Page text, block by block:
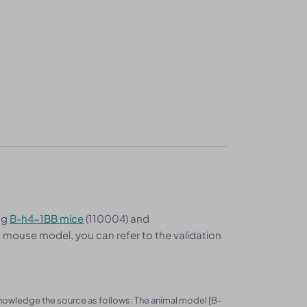
B-h4-1BB mice(110004) and
model, you can refer to the validation
the source as follows: The animal model [B-